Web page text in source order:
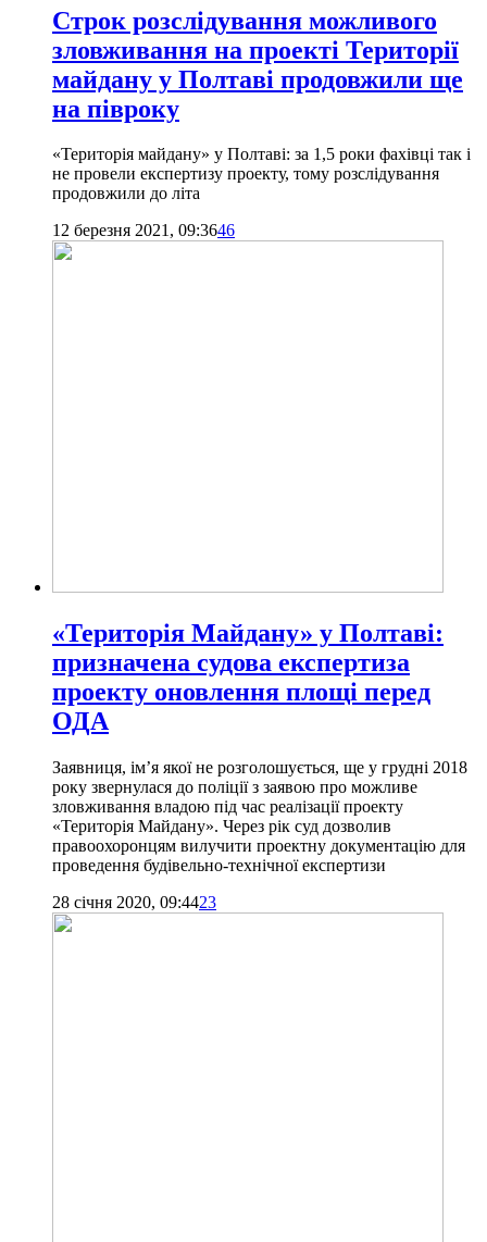
Строк розслідування можливого
зловживання на проекті Території
майдану у Полтаві продовжили ще
на півроку
«Територія майдану» у Полтаві: за 1,5 роки фахівці так і
не провели експертизу проекту, тому розслідування
продовжили до літа
12 березня 2021, 09:3646
«Територія Майдану» у Полтаві:
призначена судова експертиза
проекту оновлення площі перед
ОДА
Заявниця, ім’я якої не розголошується, ще у грудні 2018
року звернулася до поліції з заявою про можливе
зловживання владою під час реалізації проекту
«Територія Майдану». Через рік суд дозволив
правоохоронцям вилучити проектну документацію для
проведення будівельно-технічної експертизи
28 січня 2020, 09:4423